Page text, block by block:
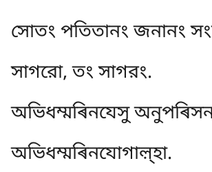
সোতং পতিতানং জনানং
সাগরো, তং সাগরং.
অভিধম্মৰিনযেসু
অভিধম্মৰিনযোগাল়্হা.